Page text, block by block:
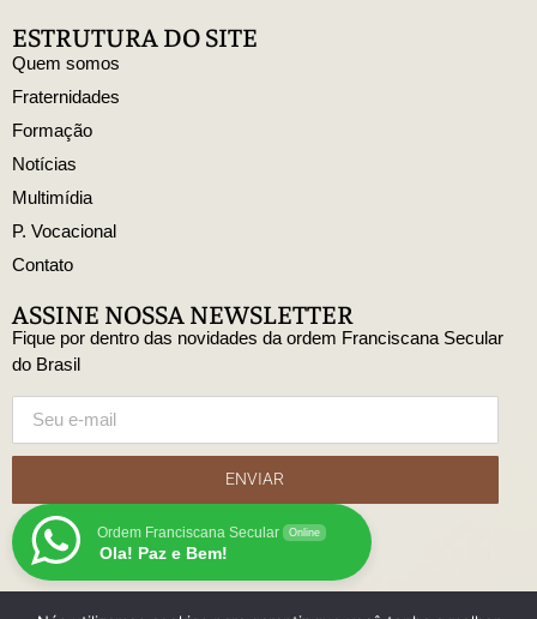
ESTRUTURA DO SITE
Quem somos
Fraternidades
Formação
Notícias
Multimídia
P. Vocacional
Contato
ASSINE NOSSA NEWSLETTER
Fique por dentro das novidades da ordem Franciscana Secular
do Brasil
ENVIAR
Ordem Franciscana Secular Online
Ola! Paz e Bem!